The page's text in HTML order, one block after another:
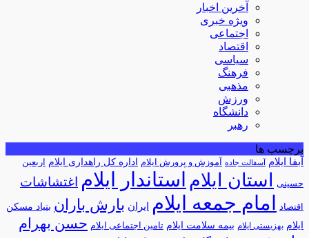
آخرین اخبار
ویژه خبری
اجتماعی
اقتصاد
سیاسی
فرهنگ
مذهبی
ورزش
دانشگاه
رهبر
برچسب ها
آبفا ایلام آسفالت جاده آموزش و پرورش ایلام اداره کل راهداری ایلام اربعین
حسینی استان ایلام استاندار ایلام اغتشاشات
اقتصاد امام جمعه ایلام ایران بارش باران بنیاد مسکن
ایلام بهزیستی ایلام بیمه سلامت ایلام تامین اجتماعی ایلام حسن بهرام